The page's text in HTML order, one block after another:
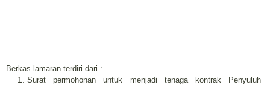
Berkas lamaran terdiri dari :
Surat permohonan untuk menjadi tenaga kontrak Penyuluh